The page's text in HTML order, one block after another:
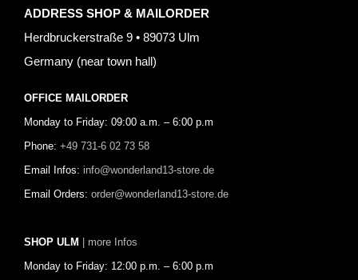
ADDRESS SHOP & MAILORDER
Herdbruckerstraße 9 • 89073 Ulm
Germany (near town hall)
OFFICE MAILORDER
Monday to Friday: 09:00 a.m. – 6:00 p.m
Phone: +49 731-6 02 73 58
Email Infos: info@wonderland13-store.de
Email Orders: order@wonderland13-store.de
SHOP ULM | more Infos
Monday to Friday: 12:00 p.m. – 6:00 p.m